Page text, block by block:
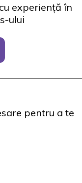
experiență în
ului
pentru a te